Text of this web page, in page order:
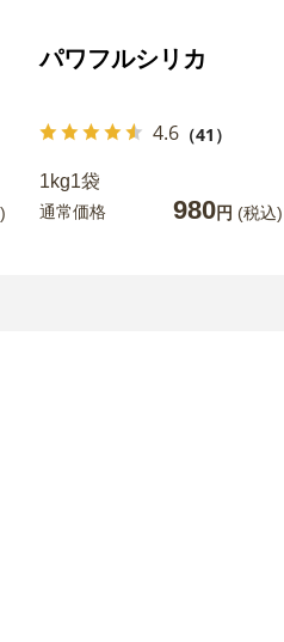
パワフルシリカ
4.6 （41）
1kg1袋
通常価格 980円 (税込)